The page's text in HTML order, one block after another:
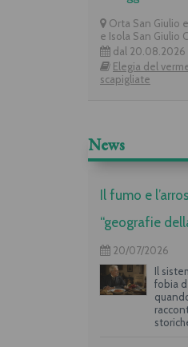
Orta San Giulio
e Isola San Giulio
dal 20.08.2026
Elegia del
scapigliate
News
Il fumo e
“geografie
20/07/2026
Il
fobia